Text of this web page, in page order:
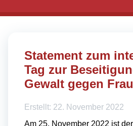
Statement zum
Tag zur
Gewalt gegen
Erstellt: 22. November 2022
Am 25. November 2022 ist